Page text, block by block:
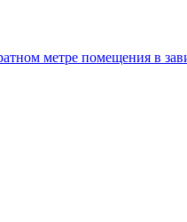
метре помещения в